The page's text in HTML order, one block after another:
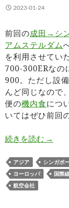
2023-01-24
前回の成田→シ
アムステルダム
を利用させてい
700-300ERなの
900。ただし設
んど同じなので
便の機内食につ
いてはぜひ前回
続きを読む シン
→
アジア シンガポ
ヨーロッパ
国際
航空会社